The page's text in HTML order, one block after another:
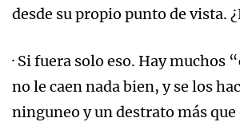
desde su propio punto de vista.
· Si fuera solo eso. Hay muchos
no le caen nada bien, y se los
ninguneo y un destrato más que